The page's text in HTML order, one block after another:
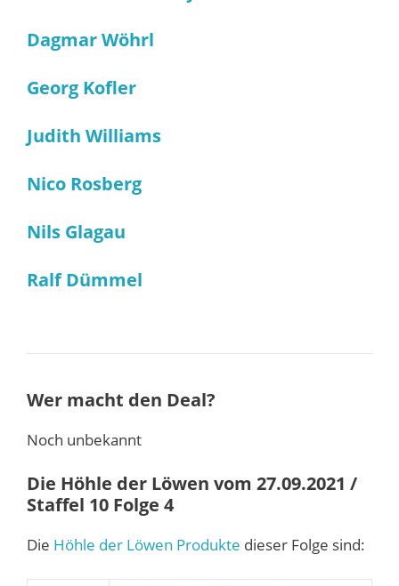
Dagmar Wöhrl
Georg Kofler
Judith Williams
Nico Rosberg
Nils Glagau
Ralf Dümmel
Wer macht den Deal?
Noch unbekannt
Die Höhle der Löwen vom 27.09.2021 /
Staffel 10 Folge 4
Die Höhle der Löwen Produkte dieser Folge sind: